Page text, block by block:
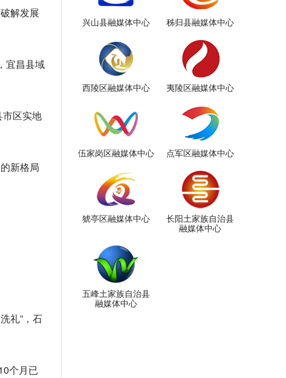
解发展
宜昌县域
市区实地
新格局
礼”，石
个月已
兴山县融媒体中心 秭归县融媒体中心
西陵区融媒体中心 夷陵区融媒体中心
伍家岗区融媒体中心 点军区融媒体中心
猇亭区融媒体中心
长阳土家族自治县
融媒体中心
五峰土家族自治县
融媒体中心